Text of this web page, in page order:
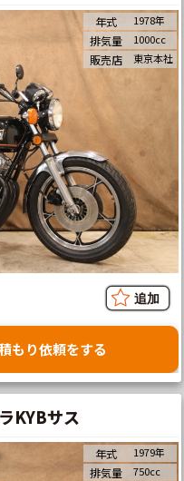
年式 1978年
排気量 1000cc
販売店 東京本社
もり依頼をする
KYBサス
年式 1979年
排気量 750cc